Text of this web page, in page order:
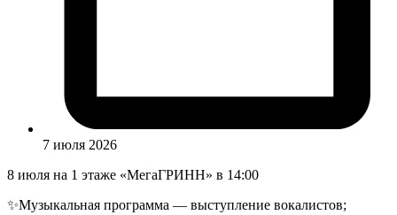
7 июля 2026
8 июля на 1 этаже «МегаГРИНН» в 14:00
✨Музыкальная программа — выступление вокалистов;